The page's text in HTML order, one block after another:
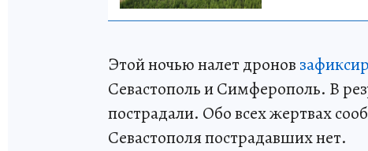
Этой ночью налет дронов
Севастополь и Симферополь. В
пострадали. Обо всех жертвах
Севастополя пострадавших нет.